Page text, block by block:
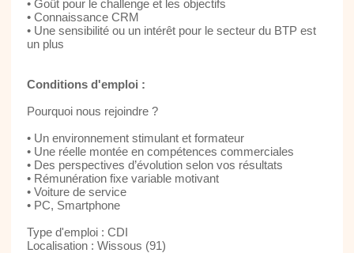
• Goût pour le challenge et les objectifs
• Connaissance CRM
• Une sensibilité ou un intérêt pour le secteur du BTP est
un plus
Conditions d'emploi :
Pourquoi nous rejoindre ?
• Un environnement stimulant et formateur
• Une réelle montée en compétences commerciales
• Des perspectives d’évolution selon vos résultats
• Rémunération fixe variable motivant
• Voiture de service
• PC, Smartphone
Type d'emploi : CDI
Localisation : Wissous (91)